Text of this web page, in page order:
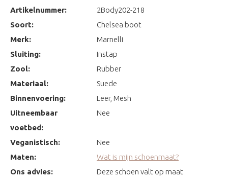
Artikelnummer:
2Body202-218
Soort:
Chelsea boot
Merk:
Marnelli
Sluiting:
Instap
Zool:
Rubber
Materiaal:
Suede
Binnenvoering:
Leer, Mesh
Uitneembaar
voetbed:
Nee
Veganistisch:
Nee
Maten:
Wat is mijn schoenmaat?
Ons advies:
Deze schoen valt op maat